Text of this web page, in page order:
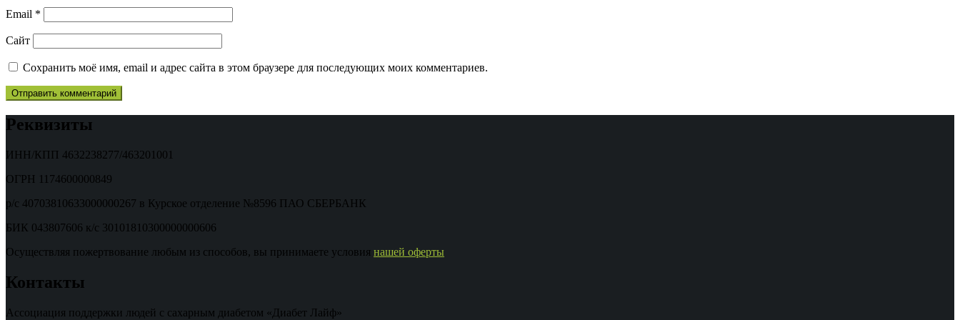
Email *
Сайт
Сохранить моё имя, email и адрес сайта в этом браузере для последующих моих комментариев.
Реквизиты
ИНН/КПП 4632238277/463201001
ОГРН 1174600000849
р/с 40703810633000000267 в Курское отделение №8596 ПАО СБЕРБАНК
БИК 043807606 к/с 30101810300000000606
Осуществляя пожертвование любым из способов, вы принимаете условия нашей оферты
Контакты
Ассоциация поддержки людей с сахарным диабетом «Диабет Лайф»